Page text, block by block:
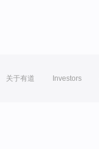
关于有道 Investors